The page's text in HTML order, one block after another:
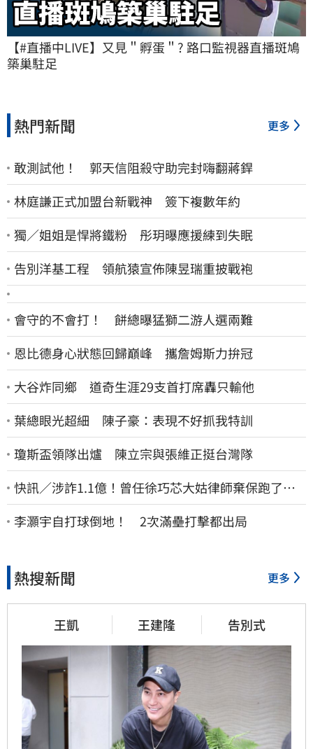
【#直播中LIVE】又見＂孵蛋＂? 路口監視器直播斑鳩
築巢駐足
熱門新聞 更多
敢測試他！ 郭天信阻殺守助完封嗨翻蔣銲
林庭謙正式加盟台新戰神 簽下複數年約
獨／姐姐是悍將鐵粉 彤玥曝應援練到失眠
告別洋基工程 領航猿宣佈陳昱瑞重披戰袍
會守的不會打！ 餅總曝猛獅二游人選兩難
恩比德身心狀態回歸巔峰 攜詹姆斯力拚冠
大谷炸同鄉 道奇生涯29支首打席轟只輸他
葉總眼光超細 陳子豪：表現不好抓我特訓
瓊斯盃領隊出爐 陳立宗與張維正挺台灣隊
快訊／涉詐1.1億！曾任徐巧芯大姑律師棄保跑了…
媽也離境 桃檢發通緝
李灝宇自打球倒地！ 2次滿壘打擊都出局
熱搜新聞 更多
王凱 王建隆 告別式